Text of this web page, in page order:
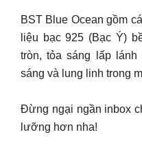
BST Blue Ocean gồm
liệu bạc 925 (Bạc Ý)
tròn, tỏa sáng lấp
sáng và lung linh trong
Đừng ngại ngần inbox
lưỡng hơn nha!